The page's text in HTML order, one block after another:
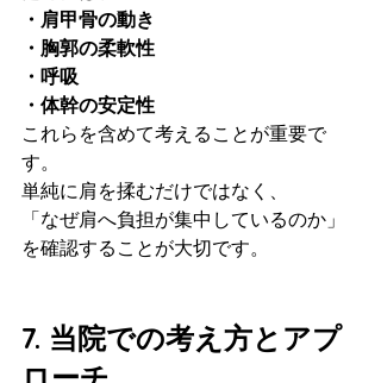
・肩甲骨の動き
・胸郭の柔軟性
・呼吸
・体幹の安定性
これらを含めて考えることが重要で
す。
単純に肩を揉むだけではなく、
「なぜ肩へ負担が集中しているのか」
を確認することが大切です。
7. 当院での考え方とアプ